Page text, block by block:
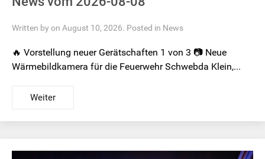
Written by on August 10, 2026. Posted in News
🔥 Vorstellung neuer Gerätschaften 1 von 3 📷 Neue
Wärmebildkamera für die Feuerwehr Schwebda Klein,...
Weiter